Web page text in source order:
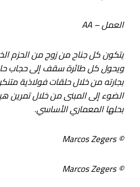
العمل – AA
يتكون كل جناح من زوج من الحزم
ويحول كل طائرة سقف إلى حجاب
بجارته من خلال حلقات فولاذية
الضوء إلى المبنى من خلال تمرين
بحلها المعماري الأساسي.
© Marcos Zegers
© Marcos Zegers